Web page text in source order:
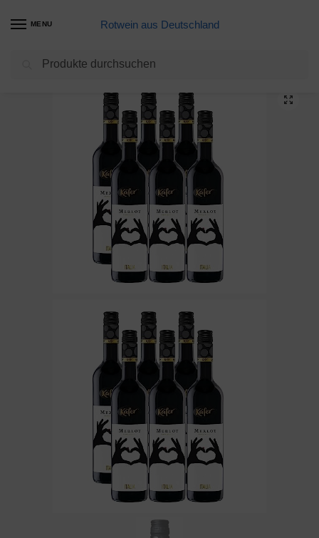
MENU Rotwein aus Deutschland
Meine Weine Feinkost Käfer Shiraz Australien trocken (6 x 0.75 l)